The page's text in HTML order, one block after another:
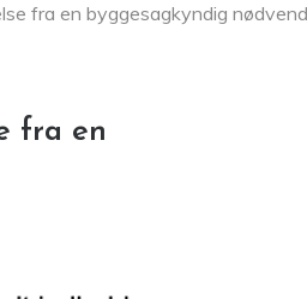
fra en byggesagkyndig
fra en